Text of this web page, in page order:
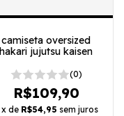
camiseta oversized
hakari jujutsu kaisen
(0)
R$109,90
x de R$54,95 sem juros